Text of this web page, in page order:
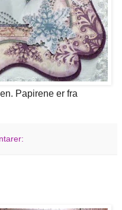
Papirene er fra